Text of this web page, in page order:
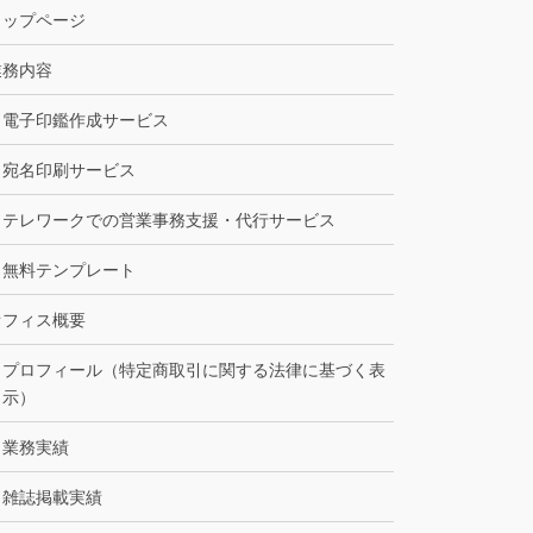
プページ
内容
電子印鑑作成サービス
宛名印刷サービス
テレワークでの営業事務支援・代行サービス
無料テンプレート
ィス概要
プロフィール（特定商取引に関する法律に基づく表
示）
業務実績
雑誌掲載実績